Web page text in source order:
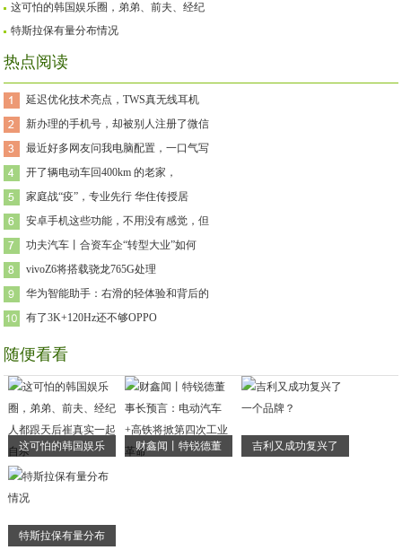
这可怕的韩国娱乐圈，弟弟、前夫、经纪
特斯拉保有量分布情况
热点阅读
延迟优化技术亮点，TWS真无线耳机
新办理的手机号，却被别人注册了微信
最近好多网友问我电脑配置，一口气写
开了辆电动车回400km 的老家，
家庭战“疫”，专业先行 华住传授居
安卓手机这些功能，不用没有感觉，但
功夫汽车丨合资车企“转型大业”如何
vivoZ6将搭载骁龙765G处理
华为智能助手：右滑的轻体验和背后的
有了3K+120Hz还不够OPPO
随便看看
这可怕的韩国娱乐 财鑫闻丨特锐德董 吉利又成功复兴了
特斯拉保有量分布